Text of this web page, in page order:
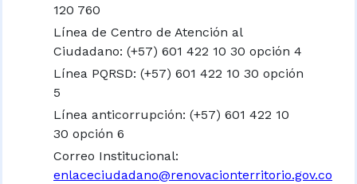
120 760
Línea de Centro de Atención al
Ciudadano: (+57) 601 422 10 30 opción 4
Línea PQRSD: (+57) 601 422 10 30 opción
5
Línea anticorrupción: (+57) 601 422 10
30 opción 6
Correo Institucional:
enlaceciudadano@renovacionterritorio.gov.co